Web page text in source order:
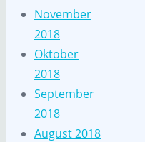
November
2018
Oktober
2018
September
2018
August 2018